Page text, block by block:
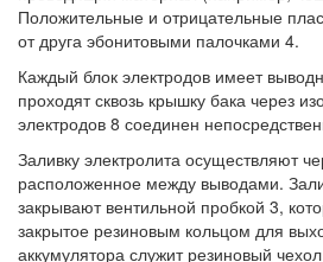
Положительные и отрицательные
от друга эбонитовыми палочками 4.
Каждый блок электродов имеет
проходят сквозь крышку бака через
электродов 8 соединен
Заливку электролита осуществляют
расположенное между выводами.
закрывают вентильной пробкой 3,
закрытое резиновым кольцом для
аккумулятора служит резиновый